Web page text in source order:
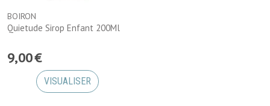
BOIRON
Quietude Sirop Enfant 200Ml
9,00€
VISUALISER